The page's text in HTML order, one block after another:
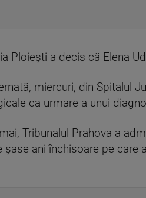
Ploieşti a decis că Elena
miercuri, din Spitalul
ca urmare a unui
Tribunalul Prahova a
şase ani închisoare pe care